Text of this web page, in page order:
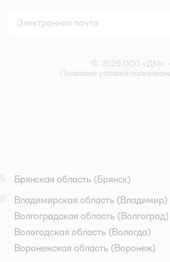
Правила бонусной
© 2026 ООО «ДМ» •
Правовые условия
Брянская область (Брянск)
Владимирская область (Владимир)
Волгоградская область (Волгоград)
Вологодская область (Вологда)
Воронежская область (Воронеж)